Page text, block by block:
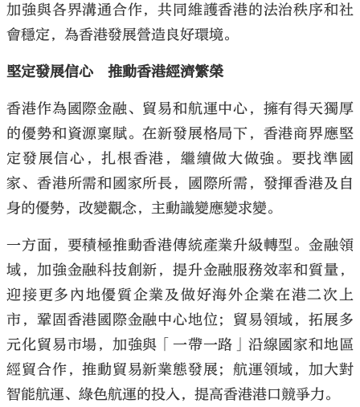
加強與各界溝通合作，共同維護香港的法治秩序和社
會穩定，為香港發展營造良好環境。
堅定發展信心 推動香港經濟繁榮
香港作為國際金融、貿易和航運中心，擁有得天獨厚
的優勢和資源稟賦。在新發展格局下，香港商界應堅
定發展信心，扎根香港，繼續做大做強。要找準國
家、香港所需和國家所長，國際所需，發揮香港及自
身的優勢，改變觀念，主動識變應變求變。
一方面，要積極推動香港傳統產業升級轉型。金融領
域，加強金融科技創新，提升金融服務效率和質量，
迎接更多內地優質企業及做好海外企業在港二次上
市，鞏固香港國際金融中心地位；貿易領域，拓展多
元化貿易市場，加強與「一帶一路」沿線國家和地區
經貿合作，推動貿易新業態發展；航運領域，加大對
智能航運、綠色航運的投入，提高香港港口競爭力。